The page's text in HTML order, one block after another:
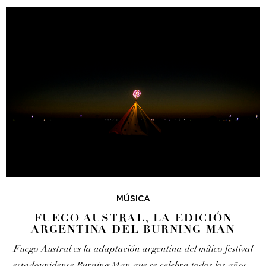
MÚSICA
FUEGO AUSTRAL, LA EDICIÓN
ARGENTINA DEL BURNING MAN
Fuego Austral es la adaptación argentina del mítico festival